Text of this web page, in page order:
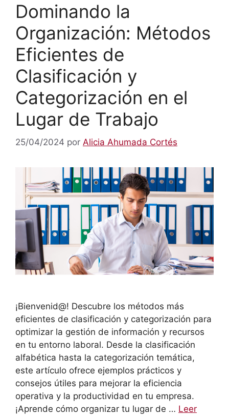
Dominando la
Organización: Métodos
Eficientes de
Clasificación y
Categorización en el
Lugar de Trabajo
25/04/2024 por Alicia Ahumada Cortés
¡Bienvenid@! Descubre los métodos más
eficientes de clasificación y categorización para
optimizar la gestión de información y recursos
en tu entorno laboral. Desde la clasificación
alfabética hasta la categorización temática,
este artículo ofrece ejemplos prácticos y
consejos útiles para mejorar la eficiencia
operativa y la productividad en tu empresa.
¡Aprende cómo organizar tu lugar de … Leer